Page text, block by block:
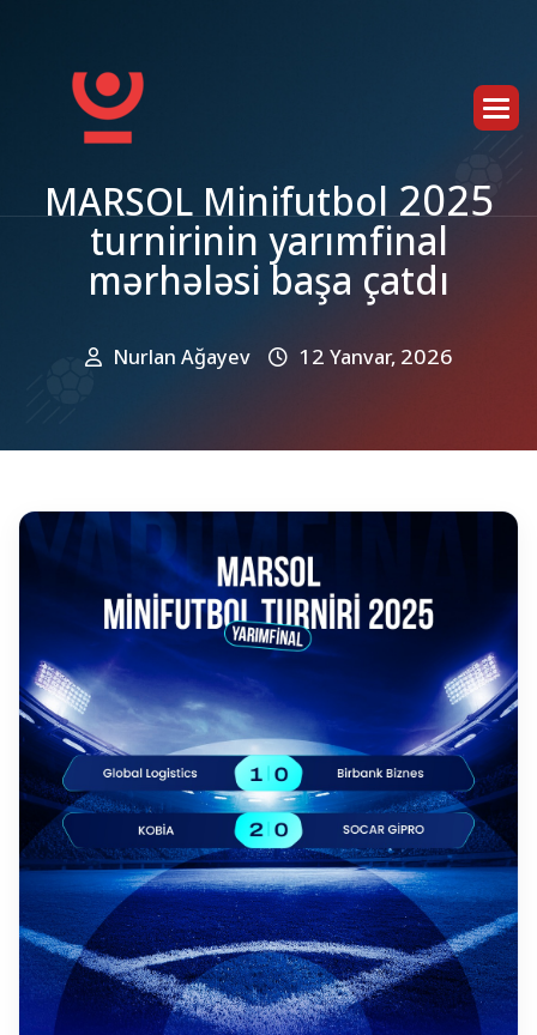
MARSOL Minifutbol 2025
turnirinin yarımfinal
mərhələsibaşa çatdı
Nurlan Ağayev 12 Yanvar, 2026